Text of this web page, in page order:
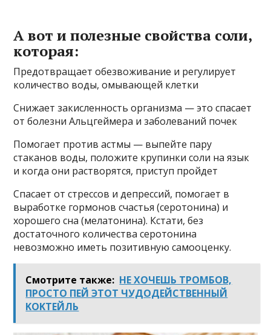
А вот и полезные свойства соли,
которая:
Предотвращает обезвоживание и регулирует
количество воды, омывающей клетки
Снижает закисленность организма — это спасает
от болезни Альцгеймера и заболеваний почек
Помогает против астмы — выпейте пару
стаканов воды, положите крупинки соли на язык
и когда они растворятся, приступ пройдет
Спасает от стрессов и депрессий, помогает в
выработке гормонов счастья (серотонина) и
хорошего сна (мелатонина). Кстати, без
достаточного количества серотонина
невозможно иметь позитивную самооценку.
Смотрите также: НЕ ΧОЧЕШЬ ТРОМБОВ,
ΠΡОСТО ΠЕЙ ЭТОТ ЧУДОДЕЙСТΒЕННЫЙ
ΚОΚТЕЙЛЬ